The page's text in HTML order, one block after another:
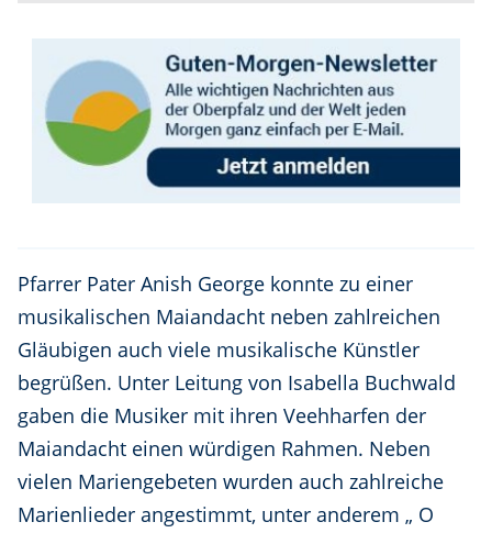
Pfarrer Pater Anish George konnte zu einer
musikalischen Maiandacht neben zahlreichen
Gläubigen auch viele musikalische Künstler
begrüßen. Unter Leitung von Isabella Buchwald
gaben die Musiker mit ihren Veehharfen der
Maiandacht einen würdigen Rahmen. Neben
vielen Mariengebeten wurden auch zahlreiche
Marienlieder angestimmt, unter anderem „ O